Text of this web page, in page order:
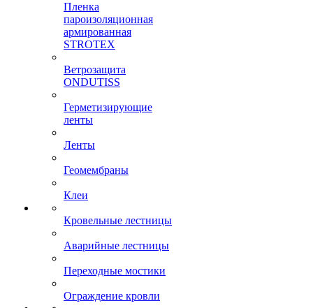
Пленка
пароизоляционная
армированная
STROTEX
Ветрозащита
ONDUTISS
Герметизирующие
ленты
Ленты
Геомембраны
Клеи
Кровельные лестницы
Аварийные лестницы
Переходные мостики
Ограждение кровли